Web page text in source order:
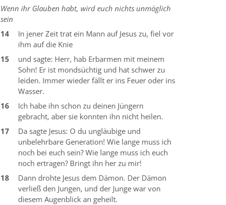
Wenn ihr Glauben habt, wird euch nichts unmöglich
sein
14
In jener Zeit trat ein Mann auf Jesus zu, fiel vor
ihm auf die Knie
15
und sagte: Herr, hab Erbarmen mit meinem
Sohn! Er ist mondsüchtig und hat schwer zu
leiden. Immer wieder fällt er ins Feuer oder ins
Wasser.
16
Ich habe ihn schon zu deinen Jüngern
gebracht, aber sie konnten ihn nicht heilen.
17
Da sagte Jesus: O du ungläubige und
unbelehrbare Generation! Wie lange muss ich
noch bei euch sein? Wie lange muss ich euch
noch ertragen? Bringt ihn her zu mir!
18
Dann drohte Jesus dem Dämon. Der Dämon
verließ den Jungen, und der Junge war von
diesem Augenblick an geheilt.